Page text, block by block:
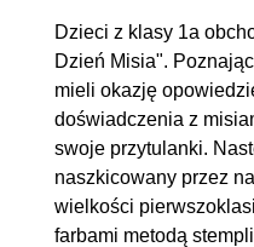
Dzieci z klasy 1a
Dzień Misia".
mieli okazję
doświadczenia z
swoje przytulanki.
naszkicowany przez
wielkości
farbami metodą